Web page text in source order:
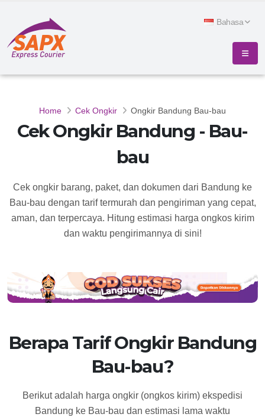
Bahasa
Home Cek Ongkir Ongkir Bandung Bau-bau
Cek Ongkir Bandung - Bau-
bau
Cek ongkir barang, paket, dan dokumen dari Bandung ke
Bau-bau dengan tarif termurah dan pengiriman yang cepat,
aman, dan terpercaya. Hitung estimasi harga ongkos kirim
dan waktu pengirimannya di sini!
Berapa Tarif Ongkir Bandung
Bau-bau?
Berikut adalah harga ongkir (ongkos kirim) ekspedisi
Bandung ke Bau-bau dan estimasi lama waktu